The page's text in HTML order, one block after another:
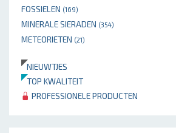
FOSSIELEN (169)
MINERALE SIERADEN (354)
METEORIETEN (21)
NIEUWTJES
TOP KWALITEIT
PROFESSIONELE PRODUCTEN